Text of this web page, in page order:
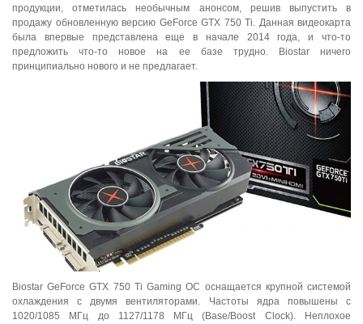
продукции, отметилась необычным анонсом, решив выпустить в
продажу обновленную версию GeForce GTX 750 Ti. Данная видеокарта
была впервые представлена еще в начале 2014 года, и что-то
предложить что-то новое на ее базе трудно. Biostar ничего
принципиально нового и не предлагает.
Biostar GeForce GTX 750 Ti Gaming OC оснащается крупной системой
охлаждения с двумя вентиляторами. Частоты ядра повышены с
1020/1085 МГц до 1127/1178 МГц (Base/Boost Clock). Неплохое